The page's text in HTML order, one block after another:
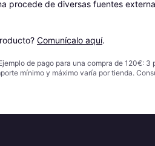
procede de diversas fuentes
Comunícalo aquí.
de pago para una compra de 120€:
mínimo y máximo varía por tienda.